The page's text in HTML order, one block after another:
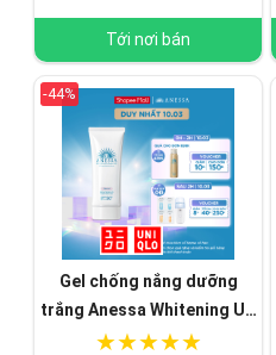
Tới nơi bán
-44%
Gel chống nắng dưỡng
trắng Anessa Whitening UV
Sunscreen Gel 90g